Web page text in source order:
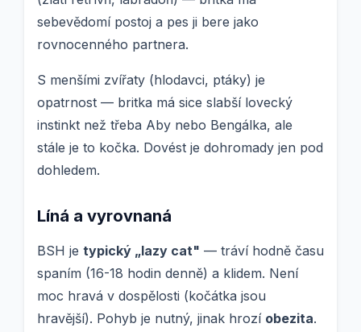
sebevědomí postoj a pes ji bere jako
rovnocenného partnera.
S menšími zvířaty (hlodavci, ptáky) je
opatrnost — britka má sice slabší lovecký
instinkt než třeba Aby nebo Bengálka, ale
stále je to kočka. Dovést je dohromady jen pod
dohledem.
Líná a vyrovnaná
BSH je typický „lazy cat" — tráví hodně času
spaním (16-18 hodin denně) a klidem. Není
moc hravá v dospělosti (kočátka jsou
hravější). Pohyb je nutný, jinak hrozí obezita.